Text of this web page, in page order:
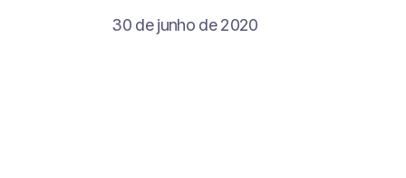
30 de junho de 2020